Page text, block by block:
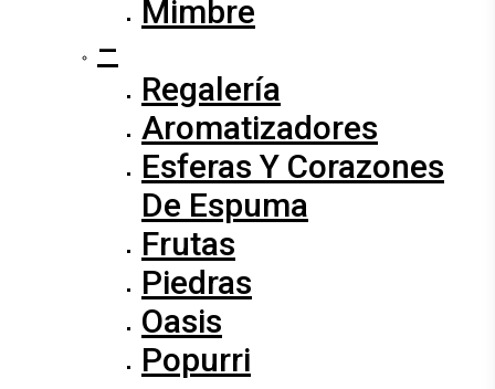
Mimbre
–
Regalería
Aromatizadores
Esferas Y Corazones
De Espuma
Frutas
Piedras
Oasis
Popurri